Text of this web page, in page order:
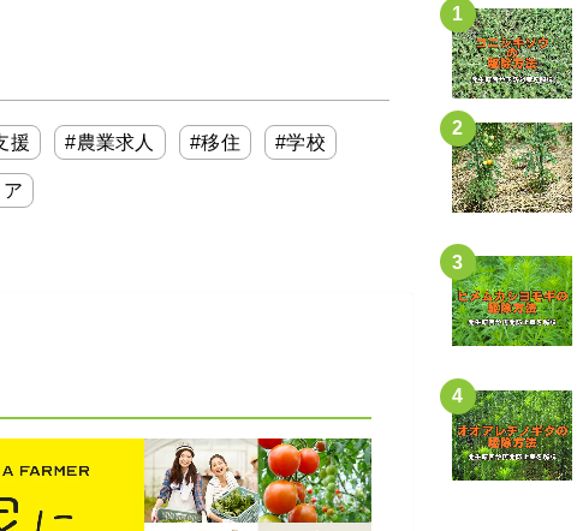
援 #農業求人 #移住 #学校